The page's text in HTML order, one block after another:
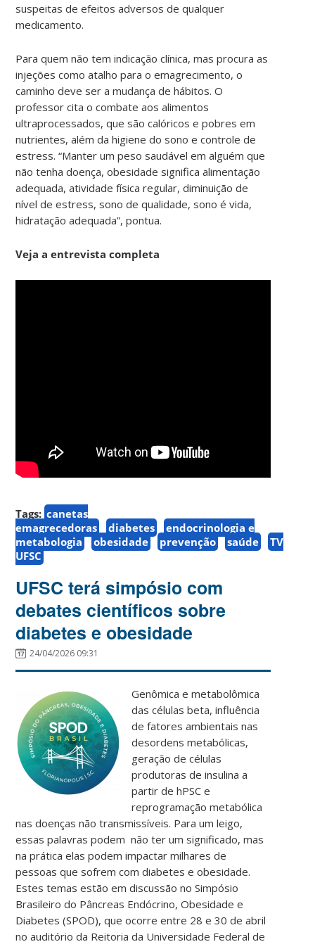
suspeitas de efeitos adversos de qualquer
medicamento.
Para quem não tem indicação clínica, mas procura as
injeções como atalho para o emagrecimento, o
caminho deve ser a mudança de hábitos. O
professor cita o combate aos alimentos
ultraprocessados, que são calóricos e pobres em
nutrientes, além da higiene do sono e controle de
estress. “Manter um peso saudável em alguém que
não tenha doença, obesidade significa alimentação
adequada, atividade física regular, diminuição de
nível de estress, sono de qualidade, sono é vida,
hidratação adequada”, pontua.
Veja a entrevista completa
Tags: canetas
emagrecedoras
diabetes
endocrinologia e
metabologia
obesidade prevenção saúde
TV
UFSC
UFSC terá simpósio com
debates científicos sobre
diabetes e obesidade
24/04/2026 09:31
Genômica e metabolômica
das células beta, influência
de fatores ambientais nas
desordens metabólicas,
geração de células
produtoras de insulina a
partir de hPSC e
reprogramação metabólica
nas doenças não transmissíveis. Para um leigo,
essas palavras podem não ter um significado, mas
na prática elas podem impactar milhares de
pessoas que sofrem com diabetes e obesidade.
Estes temas estão em discussão no Simpósio
Brasileiro do Pâncreas Endócrino, Obesidade e
Diabetes (SPOD), que ocorre entre 28 e 30 de abril
no auditório da Reitoria da Universidade Federal de